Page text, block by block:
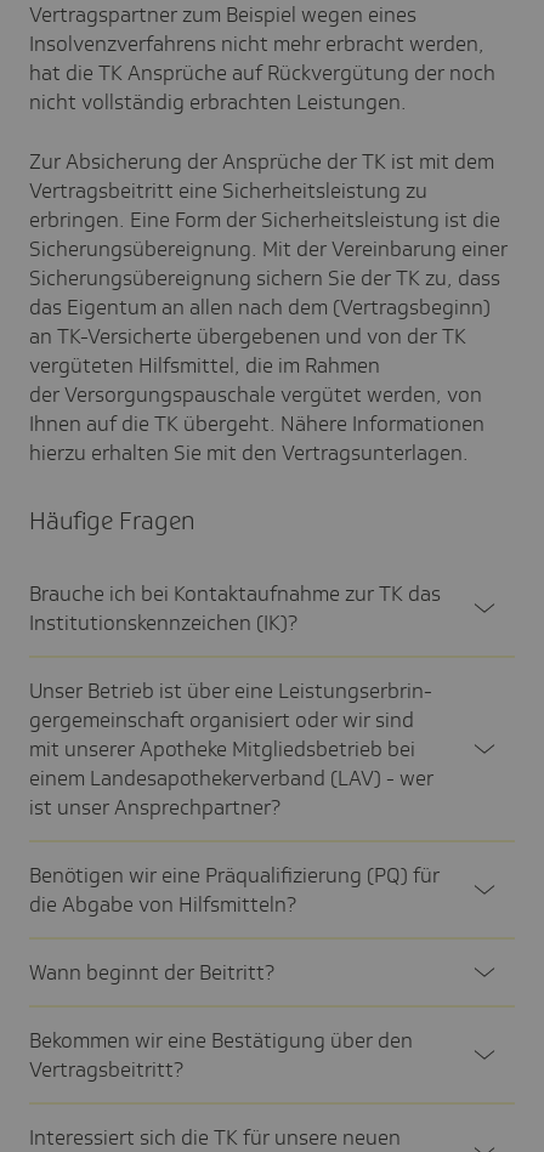
Vertragspartner zum Beispiel wegen eines
Insolvenzverfahrens nicht mehr erbracht werden,
hat die TK Ansprüche auf Rückvergütung der noch
nicht vollständig erbrachten Leistungen.
Zur Absicherung der Ansprüche der TK ist mit dem
Vertragsbeitritt eine Sicherheitsleistung zu
erbringen. Eine Form der Sicherheitsleistung ist die
Sicherungsübereignung. Mit der Vereinbarung einer
Sicherungsübereignung sichern Sie der TK zu, dass
das Eigentum an allen nach dem (Vertragsbeginn)
an TK-Versicherte übergebenen und von der TK
vergüteten Hilfsmittel, die im Rahmen
der Versorgungspauschale vergütet werden, von
Ihnen auf die TK übergeht. Nähere Informationen
hierzu erhalten Sie mit den Vertragsunterlagen.
Häufige Fragen
Brauche ich bei Kontakt­auf­nahme zur TK das
Insti­tu­ti­ons­kenn­zei­chen (IK)?
Unser Betrieb ist über eine Leis­tungs­er­brin­
ger­ge­mein­schaft orga­ni­siert oder wir sind
mit unserer Apotheke Mitglieds­be­trieb bei
einem Landes­apo­the­ker­ver­band (LAV) - wer
ist unser Ansprech­part­ner?
Benö­tigen wir eine Präqua­li­fi­zie­rung (PQ) für
die Abgabe von Hilfs­mit­teln?
Wann beginnt der Beitritt?
Bekommen wir eine Bestä­ti­gung über den
Vertrags­bei­tritt?
Inter­es­siert sich die TK für unsere neuen